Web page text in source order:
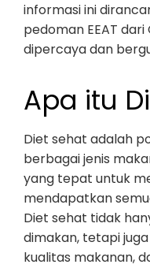
informasi ini
pedoman EEAT
dipercaya dan
Apa itu
Diet sehat adalah
berbagai jenis
yang tepat untuk
mendapatkan
Diet sehat tidak
dimakan, tetapi
kualitas makanan,